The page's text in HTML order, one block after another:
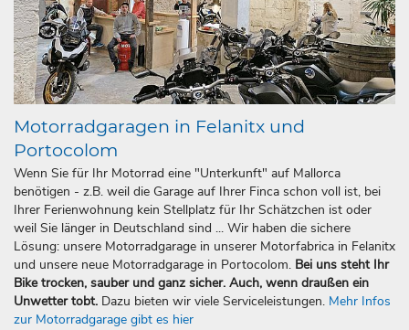
Motorradgaragen in Felanitx und
Portocolom
Wenn Sie für Ihr Motorrad eine "Unterkunft" auf Mallorca
benötigen - z.B. weil die Garage auf Ihrer Finca schon voll ist, bei
Ihrer Ferienwohnung kein Stellplatz für Ihr Schätzchen ist oder
weil Sie länger in Deutschland sind ... Wir haben die sichere
Lösung: unsere Motorradgarage in unserer Motorfabrica in Felanitx
und unsere neue Motorradgarage in Portocolom. Bei uns steht Ihr
Bike trocken, sauber und ganz sicher. Auch, wenn draußen ein
Unwetter tobt. Dazu bieten wir viele Serviceleistungen. Mehr Infos
zur Motorradgarage gibt es hier